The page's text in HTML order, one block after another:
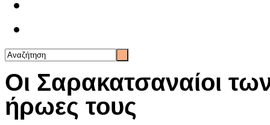
Οι Σαρακατσαναίοι
ήρωες τους